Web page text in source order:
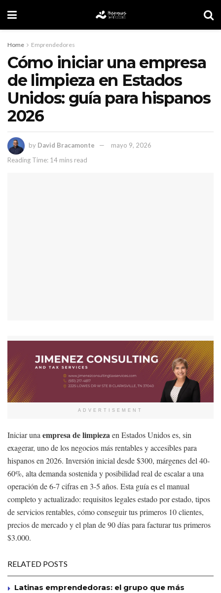
Home Emprendedores
Cómo iniciar una empresa
de limpieza en Estados
Unidos: guía para hispanos
2026
by David Bracamonte
mayo 9, 2026
Reading Time: 14 mins read
ADVERTISEMENT
Iniciar una empresa de limpiezaen Estados Unidos es, sin
exagerar, uno de los negocios más rentables y accesibles para
hispanos en 2026. Inversión inicial desde $300, márgenes del 40-
60%, alta demanda sostenida y posibilidad real de escalar a una
operación de 6-7 cifras en 3-5 años. Esta guía es el manual
completo y actualizado: requisitos legales estado por estado, tipos
de servicios rentables, cómo conseguir tus primeros 10 clientes,
precios de mercado y el plan de 90 días para facturar tus primeros
$3.000.
RELATED POSTS
Latinas emprendedoras: el grupo que más